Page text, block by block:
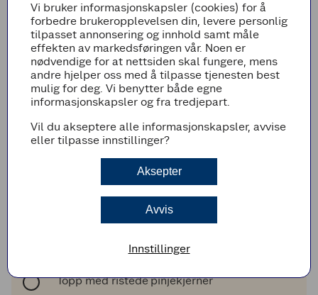
Legg til i handleliste
Fremgangsmetode
Skrell og rens gresskaret og skjær det i små
biter.
Stek gresskar, poteter og grønnsaker i ovnen
på 225 °C i 20-25 minutter.
Krydre med salt og pepper.
Tilbered veganbiffene som anvist på pakken.
Topp med ristede pinjekjerner
Vi bruker informasjonskapsler (cookies) for å
forbedre brukeropplevelsen din, levere personlig
tilpasset annonsering og innhold samt måle
effekten av markedsføringen vår. Noen er
nødvendige for at nettsiden skal fungere, mens
andre hjelper oss med å tilpasse tjenesten best
mulig for deg. Vi benytter både egne
informasjonskapsler og fra tredjepart.
Vil du akseptere alle informasjonskapsler, avvise
eller tilpasse innstillinger?
Aksepter
Avvis
Innstillinger